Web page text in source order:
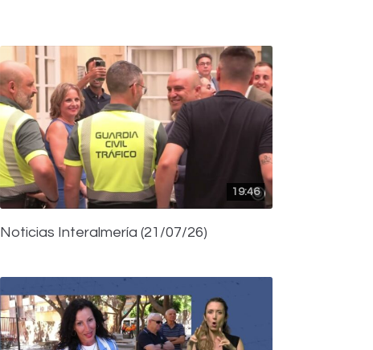
19:46
Noticias Interalmería (21/07/26)